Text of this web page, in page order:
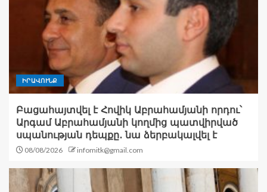
ԻՐԱՎՈՒՆՔ
Բացահայտվել է Հովիկ Աբրահամյանի որդու՝
Արգամ Աբրահամյանի կողմից պատվիրված
սպանության դեպքը․ նա ձերբակալվել է
08/08/2026 infomitk@gmail.com